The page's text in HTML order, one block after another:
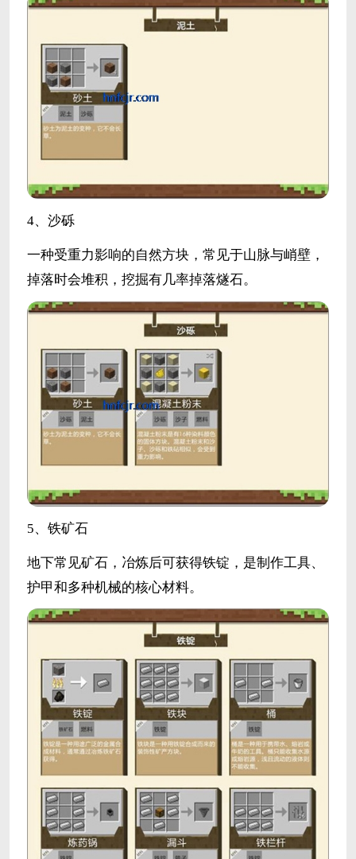
4、沙砾
一种受重力影响的自然方块，常见于山脉与峭壁，
掉落时会堆积，挖掘有几率掉落燧石。
5、铁矿石
地下常见矿石，冶炼后可获得铁锭，是制作工具、
护甲和多种机械的核心材料。